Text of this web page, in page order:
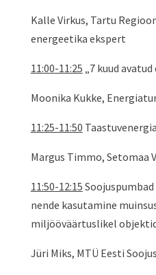
Kalle Virkus, Tartu
energeetika ekspert
11:00-11:25 „7 kuud
Moonika Kukke,
11:25-11:50
Margus Timmo, Setomaa
11:50-12:15
nende kasutamine
miljööväärtuslikel
Jüri Miks, MTÜ Eesti